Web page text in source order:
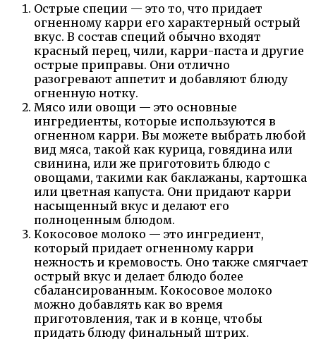
Острые специи — это то, что придает
огненному карри его характерный острый
вкус. В состав специй обычно входят
красный перец, чили, карри-паста и другие
острые приправы. Они отлично
разогревают аппетит и добавляют блюду
огненную нотку.
Мясо или овощи — это основные
ингредиенты, которые используются в
огненном карри. Вы можете выбрать любой
вид мяса, такой как курица, говядина или
свинина, или же приготовить блюдо с
овощами, такими как баклажаны, картошка
или цветная капуста. Они придают карри
насыщенный вкус и делают его
полноценным блюдом.
Кокосовое молоко — это ингредиент,
который придает огненному карри
нежность и кремовость. Оно также смягчает
острый вкус и делает блюдо более
сбалансированным. Кокосовое молоко
можно добавлять как во время
приготовления, так и в конце, чтобы
придать блюду финальный штрих.